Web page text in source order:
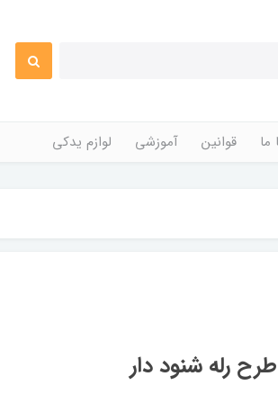
ما قوانین آموزشی لوازم یدکی
رله شنود دار